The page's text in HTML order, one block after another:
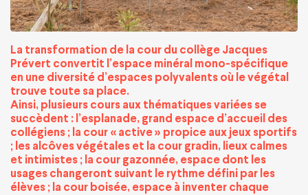
La transformation de la cour du collège Jacques
Prévert convertit l’espace minéral mono-spécifique
en une diversité d’espaces polyvalents où le végétal
trouve toute sa place.
Ainsi, plusieurs cours aux thématiques variées se
succèdent : l’esplanade, grand espace d’accueil des
collégiens ; la cour « active » propice aux jeux sportifs
; les alcôves végétales et la cour gradin, lieux calmes
et intimistes ; la cour gazonnée, espace dont les
usages changeront suivant le rythme défini par les
élèves ; la cour boisée, espace à inventer chaque